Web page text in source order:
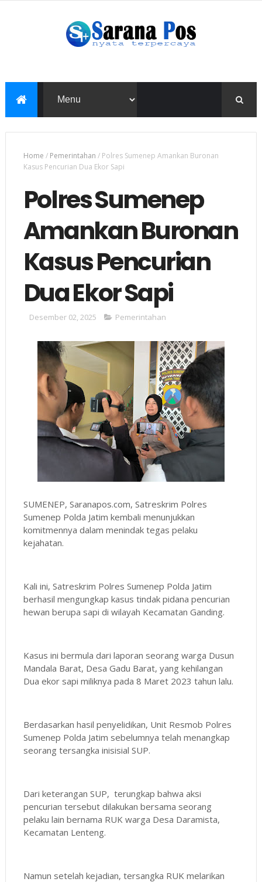
Home / Pemerintahan / Polres Sumenep Amankan Buronan
Kasus Pencurian Dua Ekor Sapi
Polres Sumenep
Amankan Buronan
Kasus Pencurian
Dua Ekor Sapi
Desember 02, 2025 Pemerintahan
SUMENEP, Saranapos.com, Satreskrim Polres
Sumenep Polda Jatim kembali menunjukkan
komitmennya dalam menindak tegas pelaku
kejahatan.
Kali ini, Satreskrim Polres Sumenep Polda Jatim
berhasil mengungkap kasus tindak pidana pencurian
hewan berupa sapi di wilayah Kecamatan Ganding.
Kasus ini bermula dari laporan seorang warga Dusun
Mandala Barat, Desa Gadu Barat, yang kehilangan
Dua ekor sapi miliknya pada 8 Maret 2023 tahun lalu.
Berdasarkan hasil penyelidikan, Unit Resmob Polres
Sumenep Polda Jatim sebelumnya telah menangkap
seorang tersangka inisisial SUP.
Dari keterangan SUP, terungkap bahwa aksi
pencurian tersebut dilakukan bersama seorang
pelaku lain bernama RUK warga Desa Daramista,
Kecamatan Lenteng.
Namun setelah kejadian, tersangka RUK melarikan